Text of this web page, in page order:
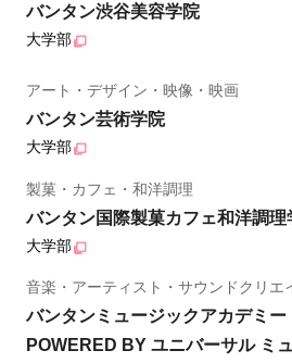
バンタン渋谷美容学院
大学部
アート・デザイン・映像・映画
バンタン芸術学院
大学部
製菓・カフェ・和洋調理
バンタン国際製菓カフェ和洋調理
大学部
音楽・アーティスト・サウンドクリエ
バンタンミュージックアカデミー
POWERED BY ユニバーサル ミ